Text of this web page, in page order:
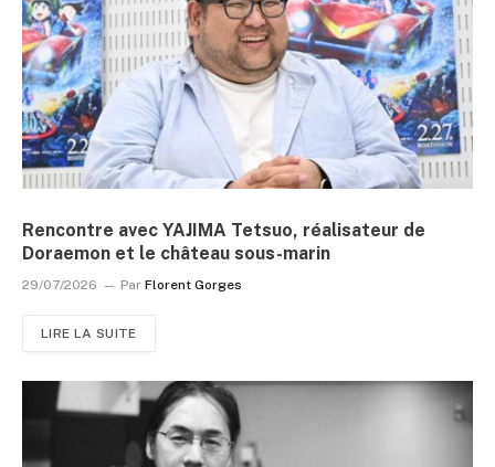
Rencontre avec YAJIMA Tetsuo, réalisateur de
Doraemon et le château sous-marin
29/07/2026 Par Florent Gorges
LIRE LA SUITE